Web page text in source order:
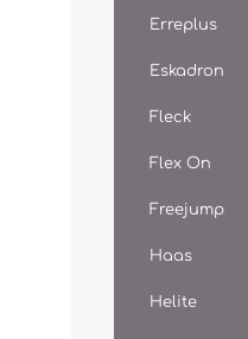
Erreplus
Eskadron
Fleck
Flex On
Freejump
Haas
Helite